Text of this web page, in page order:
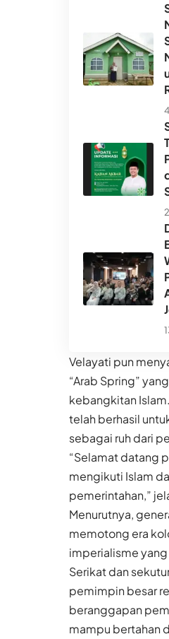
Velayati pun
“Arab Spring”
kebangkitan
telah berhasil
sebagai ruh dari
“Selamat datang
mengikuti Islam
pemerintahan,”
Menurutnya,
memotong era
imperialisme
Serikat dan
pemimpin besar
beranggapan
mampu bertahan